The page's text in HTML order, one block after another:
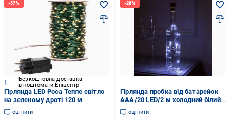
Безкоштовна доставка
в поштомати Епіцентр
Гірлянда LED Роса Тепле світло
на зеленому дроті 120 м
оцінити
Гірлянда пробка від батарейок
ААА/20 LED/2 м холодний білий
без мерехтіння (7866)
оцінити